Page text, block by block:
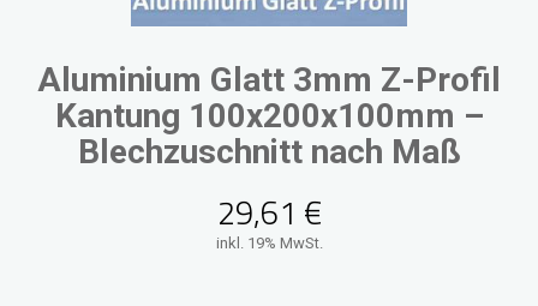
Aluminium Glatt 3mm Z-Profil
Kantung 100x200x100mm –
Blechzuschnitt nach Maß
29,61 €
inkl. 19% MwSt.